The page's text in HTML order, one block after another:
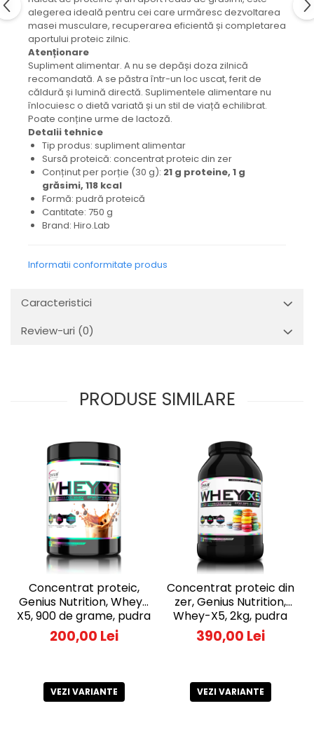
alegerea ideală pentru cei care urmăresc dezvoltarea
masei musculare, recuperarea eficientă și completarea
aportului proteic zilnic.
Atenționare
Supliment alimentar. A nu se depăși doza zilnică
recomandată. A se păstra într-un loc uscat, ferit de
căldură și lumină directă. Suplimentele alimentare nu
înlocuiesc o dietă variată și un stil de viață echilibrat.
Poate conține urme de lactoză.
Detalii tehnice
Tip produs: supliment alimentar
Sursă proteică: concentrat proteic din zer
Conținut per porție (30 g): 21 g proteine, 1 g
grăsimi, 118 kcal
Formă: pudră proteică
Cantitate: 750 g
Brand: Hiro.Lab
Informatii conformitate produs
Caracteristici
Review-uri (0)
PRODUSE SIMILARE
Concentrat proteic,
Genius Nutrition, Whey-
X5, 900 de grame, pudra
proteica
200,00 Lei
VEZI VARIANTE
Concentrat proteic din
zer, Genius Nutrition,
Whey-X5, 2kg, pudra
proteica
390,00 Lei
VEZI VARIANTE